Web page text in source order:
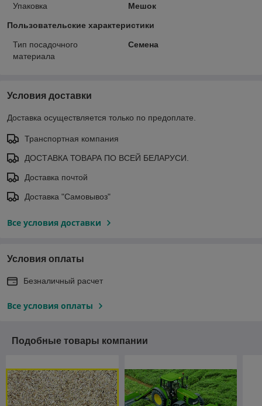
Упаковка Мешок
Пользовательские характеристики
Тип посадочного
материала
Семена
Условия доставки
Доставка осуществляется только по предоплате.
Транспортная компания
ДОСТАВКА ТОВАРА ПО ВСЕЙ БЕЛАРУСИ.
Доставка почтой
Доставка "Самовывоз"
Все условия доставки
Условия оплаты
Безналичный расчет
Все условия оплаты
Подобные товары компании